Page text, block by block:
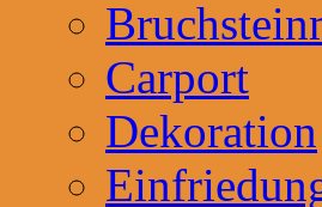
Carport
Dekoration